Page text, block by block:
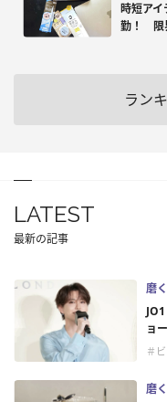
時短ア
勤！ 限
ラン
LATEST
最新の記事
磨く
ョ
＃
磨く